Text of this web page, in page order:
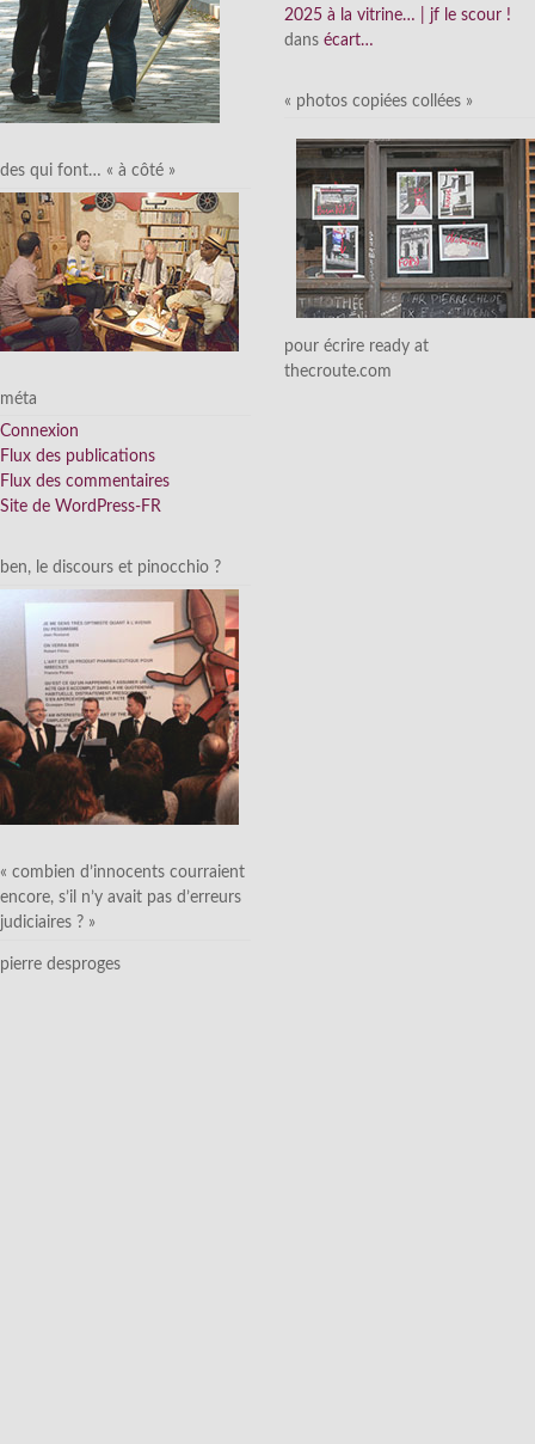
des qui font… « à côté »
méta
Connexion
Flux des publications
Flux des commentaires
Site de WordPress-FR
ben, le discours et pinocchio ?
« combien d’innocents courraient
encore, s’il n’y avait pas d’erreurs
judiciaires ? »
pierre desproges
2025 à la vitrine… | jf le scour !
dans écart…
« photos copiées collées »
pour écrire ready at
thecroute.com